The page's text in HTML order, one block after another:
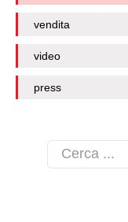
vendita
video
press